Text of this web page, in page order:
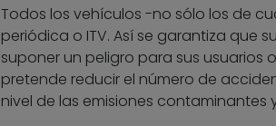
Todos los vehículos -no sólo los de
periódica o ITV. Así se garantiza que
suponer un peligro para sus usuarios
pretende reducir el número de
nivel de las emisiones contaminantes